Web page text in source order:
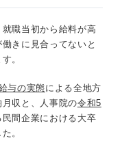
職当初から給料が高
きに見合ってないと
。
与の実態による全地方
収と、人事院の令和5
民間企業における大卒
。